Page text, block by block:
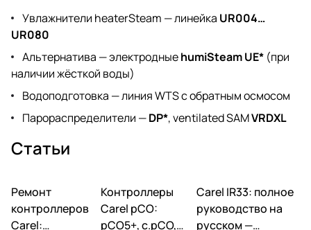
Увлажнители heaterSteam — линейка UR004…
UR080
Альтернатива — электродныеhumiSteam UE* (при
наличии жёсткой воды)
Водоподготовка —линия WTS с обратным осмосом
Парораспределители —DP*, ventilated SAMVRDXL
Статьи
Автоматика и
контроллеры
Ремонт
контроллеров
Carel:
Автоматика и
контроллеры
Контроллеры
Carel pCO:
pCO5+, c.pCO,
Автоматика и
контроллеры
Carel IR33: полное
руководство на
русском —